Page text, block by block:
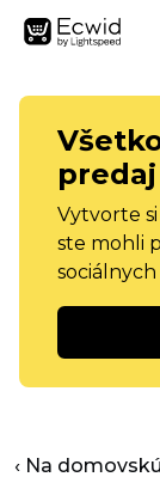
Vytvorte
ste mohli
‹ Na